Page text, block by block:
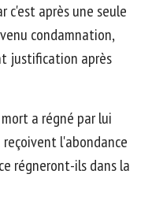
c'est après une seule
condamnation,
justification après
a régné par lui
l'abondance
régneront-ils dans la